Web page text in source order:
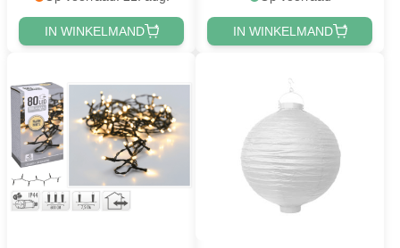
IN WINKELMAND IN WINKELMAND